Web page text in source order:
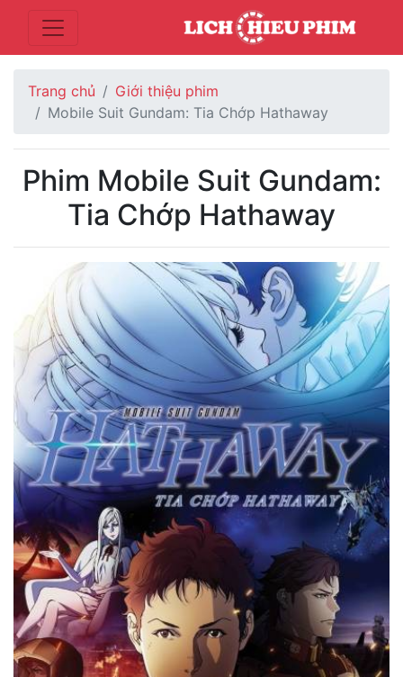
Trang chủ
Giới thiệu phim
Mobile Suit Gundam: Tia Chớp Hathaway
Phim Mobile Suit Gundam:
Tia Chớp Hathaway